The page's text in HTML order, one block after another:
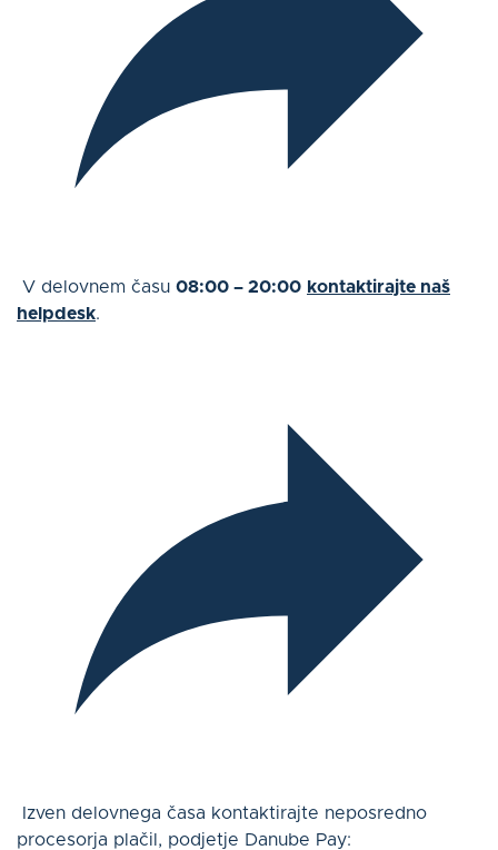
V delovnem času 08:00 – 20:00 kontaktirajte naš
helpdesk.
Izven delovnega časa kontaktirajte neposredno
procesorja plačil, podjetje Danube Pay: